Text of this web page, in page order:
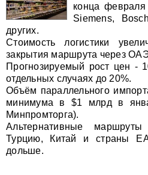
конца
Siemens,
других.
Стоимость логистики
закрытия маршрута через
Прогнозируемый рост цен -
отдельных случаях до 20%.
Объём параллельного
минимума в $1 млрд в
Минпромторга).
Альтернативные
Турцию, Китай и страны
дольше.